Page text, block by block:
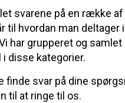
svarene på en række
til hvordan man deltager
har grupperet og samlet
disse kategorier.
finde svar på dine
til at ringe til os.